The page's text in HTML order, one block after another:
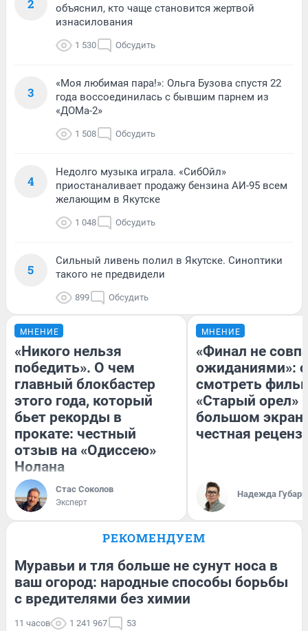
2
объяснил, кто чаще становится жертвой
изнасилования
1 530 Обсудить
3
«Моя любимая пара!»: Ольга Бузова спустя 22
года воссоединилась с бывшим парнем из
«ДОМа-2»
1 508 Обсудить
4
Недолго музыка играла. «СибОйл»
приостаналивает продажу бензина АИ-95 всем
желающим в Якутске
1 048 Обсудить
5
Сильный ливень полил в Якутске. Синоптики
такого не предвидели
899 Обсудить
МНЕНИЕ
«Никого нельзя
победить». О чем
главный блокбастер
этого года, который
бьет рекорды в
прокате: честный
отзыв на «Одиссею»
Нолана
Стас Соколов
Эксперт
МНЕНИЕ
«Финал не
ожиданиями»:
смотреть
«Старый орел»
большом
честная
Надежда Губарь
РЕКОМЕНДУЕМ
Муравьи и тля больше не сунут носа в
ваш огород: народные способы борьбы
с вредителями без химии
11 часов 1 241 967 53